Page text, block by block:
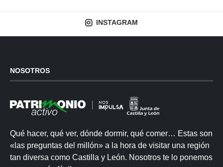
INSTAGRAM
NOSOTROS
Qué hacer, qué ver, dónde dormir, qué comer… Estas son
«las preguntas del millón» a la hora de visitar una región
tan diversa como Castilla y León. Nosotros te lo ponemos